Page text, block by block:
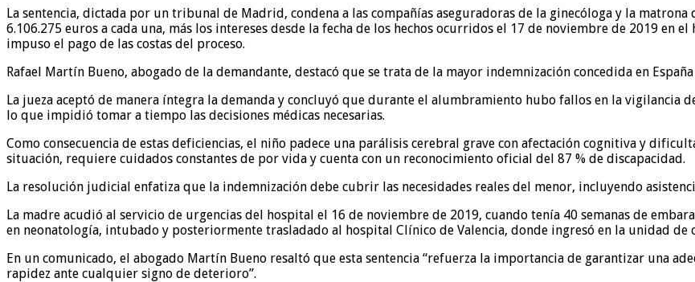
La sentencia, dictada por un tribunal de Madrid, condena a las compañías aseguradoras de la ginecóloga y la
6.106.275 euros a cada una, más los intereses desde la fecha de los hechos ocurridos el 17 de noviembre de 2019 en
impuso el pago de las costas del proceso.
Rafael Martín Bueno, abogado de la demandante, destacó que se trata de la mayor indemnización concedida en
La jueza aceptó de manera íntegra la demanda y concluyó que durante el alumbramiento hubo fallos en la vigilancia
lo que impidió tomar a tiempo las decisiones médicas necesarias.
Como consecuencia de estas deficiencias, el niño padece una parálisis cerebral grave con afectación cognitiva y
situación, requiere cuidados constantes de por vida y cuenta con un reconocimiento oficial del 87 % de discapacidad.
La resolución judicial enfatiza que la indemnización debe cubrir las necesidades reales del menor, incluyendo
La madre acudió al servicio de urgencias del hospital el 16 de noviembre de 2019, cuando tenía 40 semanas de
en neonatología, intubado y posteriormente trasladado al hospital Clínico de Valencia, donde ingresó en la unidad
En un comunicado, el abogado Martín Bueno resaltó que esta sentencia “refuerza la importancia de garantizar una
rapidez ante cualquier signo de deterioro”.